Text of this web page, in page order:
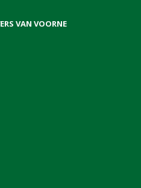
VAN VOORNE